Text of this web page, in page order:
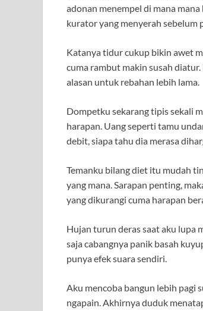
adonan menempel di mana
kurator yang menyerah sebelum
Katanya tidur cukup bikin awet
cuma rambut makin susah
alasan untuk rebahan lebih lama.
Dompetku sekarang tipis sekali
harapan. Uang seperti tamu
debit, siapa tahu dia merasa
Temanku bilang diet itu mudah
yang mana. Sarapan penting,
yang dikurangi cuma harapan
Hujan turun deras saat aku lupa
saja cabangnya panik basah
punya efek suara sendiri.
Aku mencoba bangun lebih pagi
ngapain. Akhirnya duduk